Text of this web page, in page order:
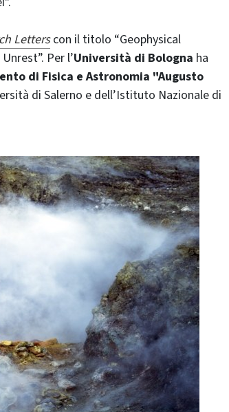
Letterscon il titolo “Geophysical
Per l’Università di Bologna ha
di Fisica e Astronomia "Augusto
di Salerno e dell’Istituto Nazionale di